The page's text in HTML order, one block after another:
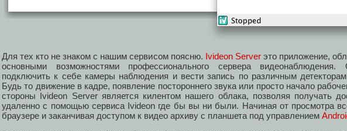
Для тех кто не знаком с нашим сервисом поясню. Ivideon Serverэто приложение,
основными возможностями профессионального сервера видеонаблюдения.
подключить к себе камеры наблюдения и вести запись по различным
Будь то движение в кадре, появление постороннего звука или просто начало
стороны Ivideon Server является килентом нашего облака, позволяя получать
удаленно с помощью сервиса Ivideon где бы вы ни были. Начиная от просмотра
браузере и заканчивая доступом к видео архиву с планшета под управлением